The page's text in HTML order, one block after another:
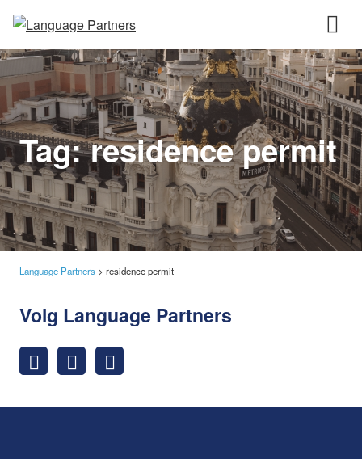
Tag:residence permit
Language Partners > residence permit
Volg Language Partners